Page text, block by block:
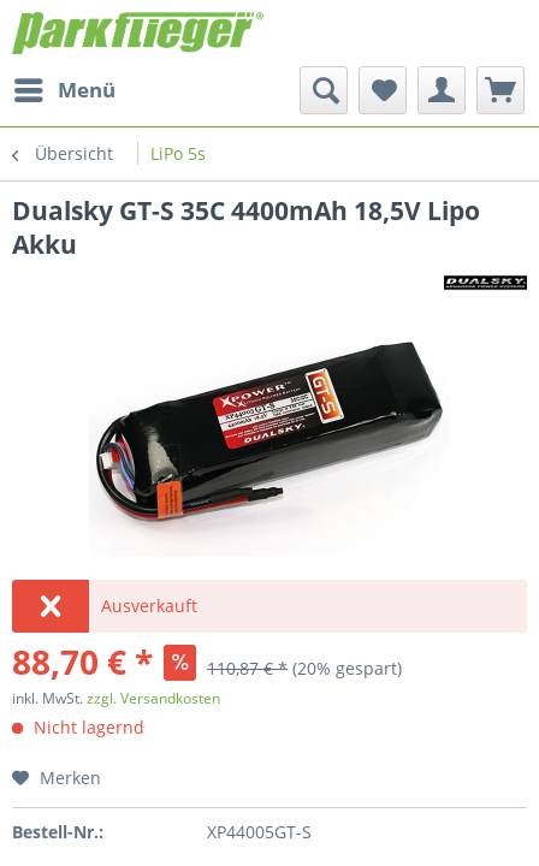
Menü
Übersicht LiPo 5s
Dualsky GT-S 35C 4400mAh 18,5V Lipo
Akku
Ausverkauft
88,70 € * 110,87 € * (20% gespart)
inkl. MwSt.zzgl. Versandkosten
Nicht lagernd
Merken
Bestell-Nr.: XP44005GT-S